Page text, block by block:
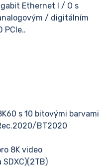
Ethernet I / O s
/ digitálním
PCIe..
s 10 bitovými barvami
BT2020
8K video
SDXC)(2TB)